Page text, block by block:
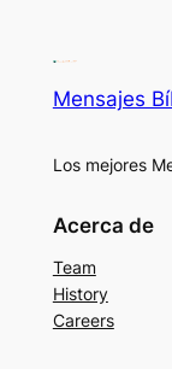
Mensajes
Los mejores
Acerca de
Team
History
Careers